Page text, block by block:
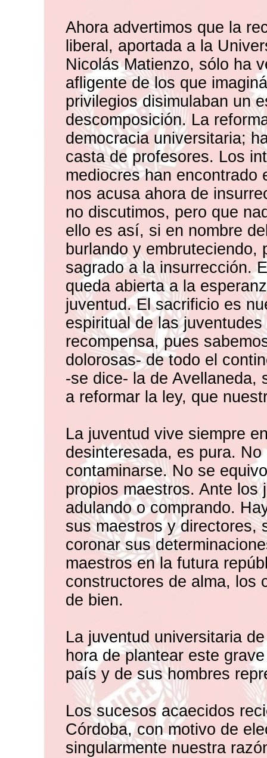
Ahora advertimos que la
liberal, aportada a la
Nicolás Matienzo, sólo ha
afligente de los que
privilegios disimulaban un
descomposición. La
democracia universitaria;
casta de profesores. Los
mediocres han encontrado
nos acusa ahora de
no discutimos, pero que
ello es así, si en nombre
burlando y embruteciendo,
sagrado a la insurrección.
queda abierta a la
juventud. El sacrificio es
espiritual de las
recompensa, pues
dolorosas- de todo el
-se dice- la de Avellaneda,
a reformar la ley, que
La juventud vive siempre
desinteresada, es pura.
contaminarse. No se
propios maestros. Ante los
adulando o comprando.
sus maestros y directores,
coronar sus
maestros en la futura
constructores de alma, los
de bien.
La juventud universitaria
hora de plantear este
país y de sus hombres
Los sucesos acaecidos
Córdoba, con motivo de
singularmente nuestra